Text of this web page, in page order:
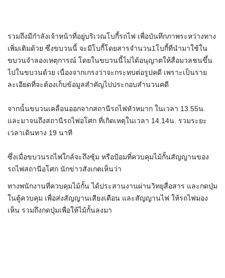
รวมถึงมีกำลังเจ้าหน้าที่อยู่บริเวณโบกี้รถไฟ เพื่อบันทึกภาพระหว่างทาง
เพิ่มเติมด้วย ซึ่งขบวนนี้ จะมีโบกี้โดยสารจำนวน1โบกี้ที่นำมาใช้ใน
ขบวนจำลองเหตุการณ์ โดยในขบวนนี้ไม่ได้อนุญาตให้สื่อมวลชนขึ้น
ไปในขบวนด้วย เนื่องจากเกรงว่าจะกระทบต่อรูปคดี เพราะเป็นราย
ละเอียดที่จะต้องเก็บข้อมูลสำคัญไปประกอบสำนวนคดี
จากนั้นขบวนเคลื่อนออกจากสถานีรถไฟหัวหมาก ในเวลา 13.55น.
และมาจนถึงสถานีรถไฟอโศก ที่เกิดเหตุในเวลา 14.14น. รวมระยะ
เวลาเดินทาง 19 นาที
ซึ่งเมื่อขบวนรถไฟใกล้จะถึงซุ้ม หรือป้อมที่ควบคุมไม้กั้นสัญญานของ
รถไฟสถานีอโศก นักข่าวสังเกตเห็นว่า
ทางพนักงานที่ควบคุมไม้กั้น ได้ประสานงานผ่านวิทยุสื่อสาร และกดปุ่ม
ในตู้ควบคุม เพื่อส่งสัญญานเสียงเตือน และสัญญานไฟ ให้รถไฟมอง
เห็น รวมถึงกดปุ่มเพื่อให้ไม้กั้นลงมา